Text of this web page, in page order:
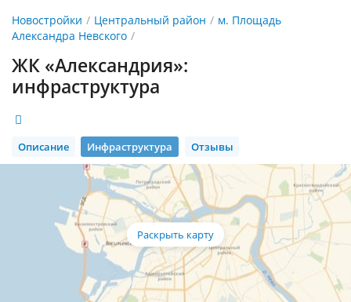
Новостройки Центральный район
м. Площадь
Александра Невского
ЖК «Александрия»:
инфраструктура
Описание Инфраструктура Отзывы